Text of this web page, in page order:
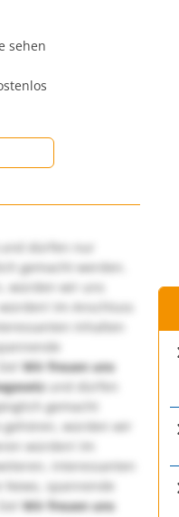
sehen
dürfen nur
gemacht werden.
würden wir uns
Im Anschluss
Inhalten
Wir freuen uns
und dürfen
gemacht
würden wir
würden! Im
interessanten
spannende
Wir freuen uns